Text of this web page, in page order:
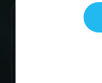
Finde